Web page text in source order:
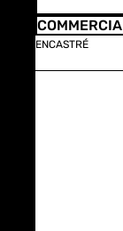
ENCASTRÉ